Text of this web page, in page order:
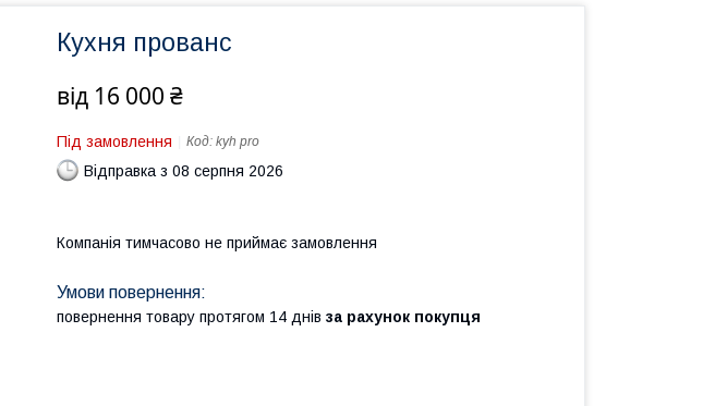
Кухня прованс
від 16 000 ₴
Під замовлення Код: kyh pro
Відправка з 08 серпня 2026
Компанія тимчасово не приймає замовлення
повернення товару протягом 14 днів за рахунок покупця